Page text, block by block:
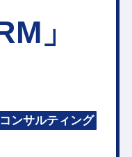
」
ンサルティング